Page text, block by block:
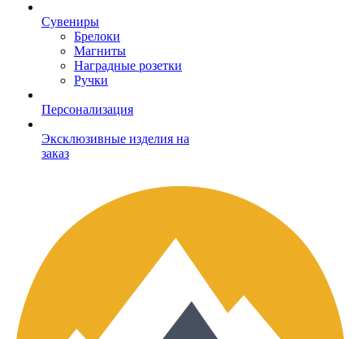
Сувениры
Брелоки
Магниты
Наградные розетки
Ручки
Персонализация
Эксклюзивные изделия на
заказ